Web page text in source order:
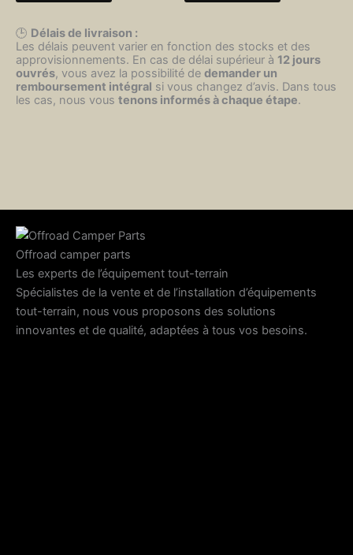
🕒 Délais de livraison :
Les délais peuvent varier en fonction des stocks et des
approvisionnements. En cas de délai supérieur à 12 jours
ouvrés, vous avez la possibilité de demander un
remboursement intégral si vous changez d’avis. Dans tous
les cas, nous vous tenons informés à chaque étape.
Offroad camper parts
Les experts de l’équipement tout-terrain
Spécialistes de la vente et de l’installation d’équipements
tout-terrain, nous vous proposons des solutions
innovantes et de qualité, adaptées à tous vos besoins.